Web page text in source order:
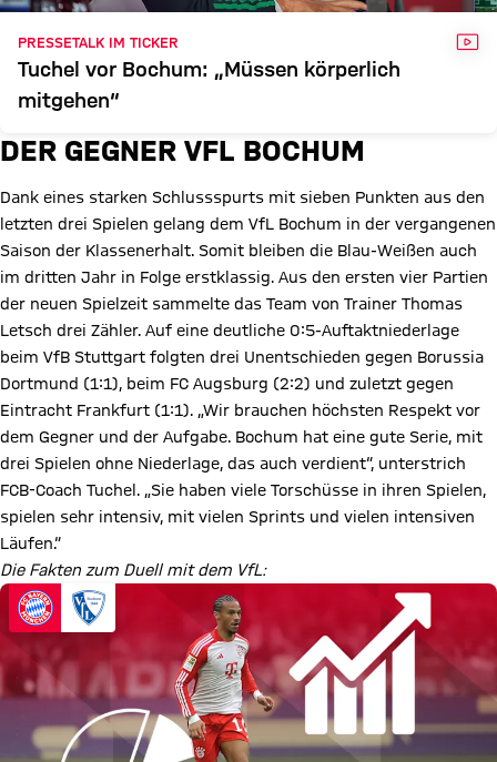
PRESSETALK IM TICKER
Tuchel vor Bochum: „Müssen körperlich
mitgehen“
DER GEGNER VFL BOCHUM
Dank eines starken Schlussspurts mit sieben Punkten aus den
letzten drei Spielen gelang dem VfL Bochum in der vergangenen
Saison der Klassenerhalt. Somit bleiben die Blau-Weißen auch
im dritten Jahr in Folge erstklassig. Aus den ersten vier Partien
der neuen Spielzeit sammelte das Team von Trainer Thomas
Letsch drei Zähler. Auf eine deutliche 0:5-Auftaktniederlage
beim VfB Stuttgart folgten drei Unentschieden gegen Borussia
Dortmund (1:1), beim FC Augsburg (2:2) und zuletzt gegen
Eintracht Frankfurt (1:1). „Wir brauchen höchsten Respekt vor
dem Gegner und der Aufgabe. Bochum hat eine gute Serie, mit
drei Spielen ohne Niederlage, das auch verdient“, unterstrich
FCB-Coach Tuchel. „Sie haben viele Torschüsse in ihren Spielen,
spielen sehr intensiv, mit vielen Sprints und vielen intensiven
Läufen.“
Die Fakten zum Duell mit dem VfL: